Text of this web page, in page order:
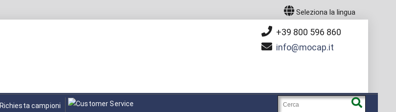
Seleziona la lingua
+39 800 596 860
info
mocap.it
Richiesta campioni